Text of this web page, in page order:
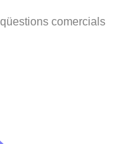
comercials